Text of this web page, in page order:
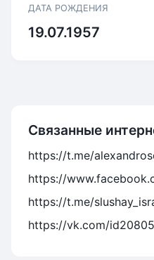
ДАТА РОЖДЕНИЯ
19.07.1957
Связанные
https://t.me/
https://
https://t.me/
https://vk.com/